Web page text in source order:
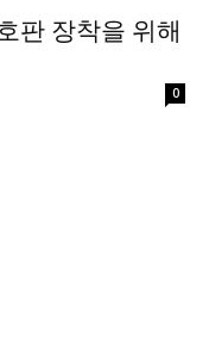
판 장착을 위해
0